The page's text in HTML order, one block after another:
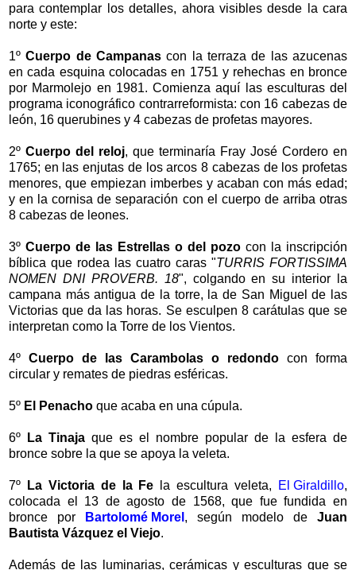
para contemplar los detalles, ahora visibles desde la cara
norte y este:
1ºCuerpo de Campanas con la terraza de las azucenas
en cada esquina colocadas en 1751 y rehechas en bronce
por Marmolejo en 1981. Comienza aquí las esculturas del
programa iconográfico contrarreformista: con 16 cabezas de
león, 16 querubines y 4 cabezas de profetas mayores.
2º Cuerpo del reloj, que terminaría Fray José Cordero en
1765; en las enjutas de los arcos 8 cabezas de los profetas
menores, que empiezan imberbes y acaban con más edad;
y en la cornisa de separación con el cuerpo de arriba otras
8 cabezas de leones.
3º Cuerpo de las Estrellas o del pozo con la inscripción
bíblica que rodea las cuatro caras "TURRIS FORTISSIMA
NOMEN DNI PROVERB. 18", colgando en su interior la
campana más antigua de la torre, la de San Miguel de las
Victorias que da las horas. Se esculpen 8 carátulas que se
interpretan como la Torre de los Vientos.
4º Cuerpo de las Carambolas o redondo con forma
circular y remates de piedras esféricas.
5º El Penacho que acaba en una cúpula.
6º La Tinaja que es el nombre popular de la esfera de
bronce sobre la que se apoya la veleta.
7º La Victoria de la Fe la escultura veleta, El Giraldillo,
colocada el 13 de agosto de 1568, que fue fundida en
bronce por
Bartolomé Morel , según modelo de Juan
Bautista Vázquez el Viejo.
Además de las luminarias, cerámicas y esculturas que se